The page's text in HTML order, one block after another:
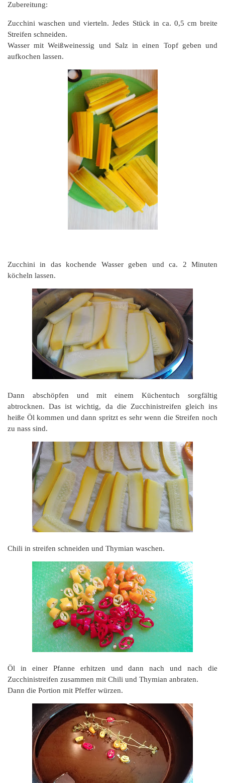
Zubereitung:
Zucchini waschen und vierteln. Jedes Stück in ca. 0,5 cm breite
Streifen schneiden.
Wasser mit Weißweinessig und Salz in einen Topf geben und
aufkochen lassen.
Zucchini in das kochende Wasser geben und ca. 2 Minuten
köcheln lassen.
Dann abschöpfen und mit einem Küchentuch sorgfältig
abtrocknen. Das ist wichtig, da die Zucchinistreifen gleich ins
heiße Öl kommen und dann spritzt es sehr wenn die Streifen noch
zu nass sind.
Chili in streifen schneiden und Thymian waschen.
Öl in einer Pfanne erhitzen und dann nach und nach die
Zucchinistreifen zusammen mit Chili und Thymian anbraten.
Dann die Portion mit Pfeffer würzen.